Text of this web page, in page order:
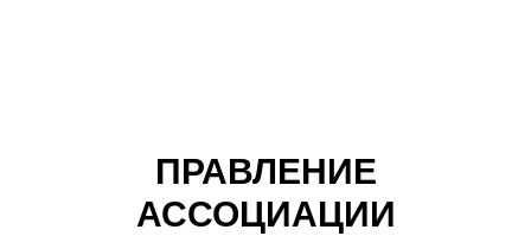
ПРАВЛЕНИЕ
АССОЦИАЦИИ